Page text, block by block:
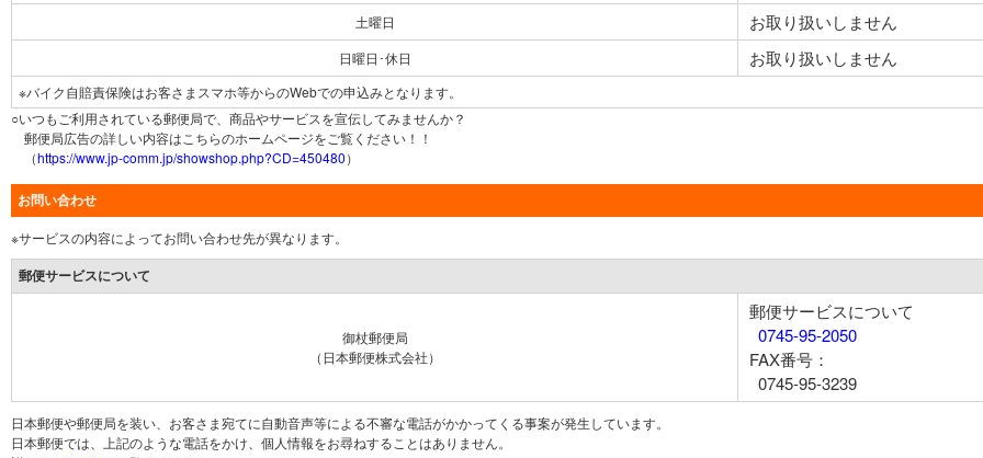
土曜日 お取り扱いしません
日曜日･休日 お取り扱いしません
※バイク自賠責保険はお客さまスマホ等からのWebでの申込みとなります。
○いつもご利用されている郵便局で、商品やサービスを宣伝してみませんか？
郵便局広告の詳しい内容はこちらのホームページをご覧ください！！
（https://www.jp-comm.jp/showshop.php?CD=450480）
お問い合わせ
※サービスの内容によってお問い合わせ先が異なります。
郵便サービスについて
御杖郵便局
（日本郵便株式会社）
郵便サービスについて
0745-95-2050
FAX番号：
0745-95-3239
日本郵便や郵便局を装い、お客さま宛てに自動音声等による不審な電話がかかってくる事案が発生しています。
日本郵便では、上記のような電話をかけ、個人情報をお尋ねすることはありません。